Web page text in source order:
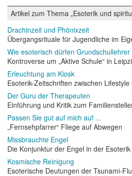
Artikel zum Thema „Esoterik und
Drachinzeit und Phönixzeit
Übergangsrituale für Jugendliche im
Wie esoterisch dürfen Grundschullehrer
Kontroverse um „Aktive Schule“ in
Erleuchtung am Kiosk
Esoterik-Zeitschriften zwischen
Der Guru der Therapeuten
Einführung und Kritik zum
Passen Sie gut auf mich auf ...
„Fernsehpfarrer“ Fliege auf Abwegen
Missbrauchte Engel
Die Konjunktur der Engel in der Esoterik
Kosmische Reinigung
Esoterische Deutungen der Tsunami-